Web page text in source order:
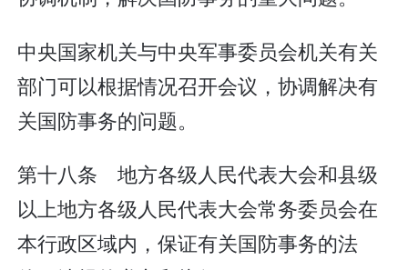
中央国家机关与中央军事委员会机关有关
部门可以根据情况召开会议，协调解决有
关国防事务的问题。
第十八条 地方各级人民代表大会和县级
以上地方各级人民代表大会常务委员会在
本行政区域内，保证有关国防事务的法